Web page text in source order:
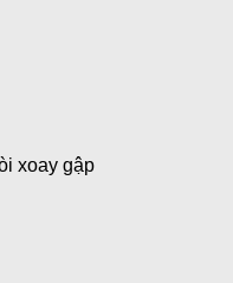
xoay gập